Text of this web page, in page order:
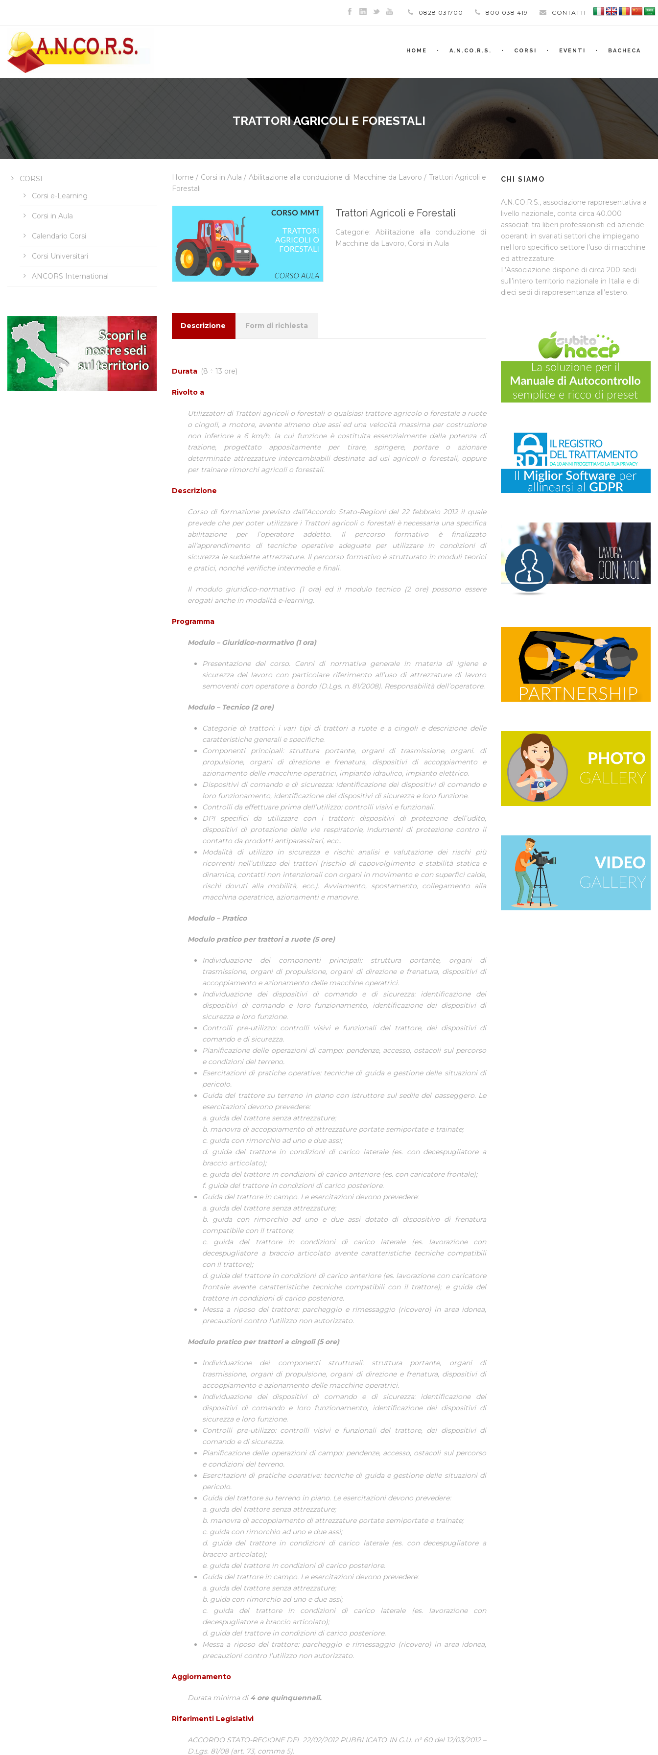
0828 031700 800 038 419 CONTATTI
HOME A.N.CO.R.S. CORSI EVENTI BACHECA
TRATTORI AGRICOLI E FORESTALI
Home / Corsi in Aula / Abilitazione alla conduzione di Macchine da Lavoro / Trattori Agricoli e
Forestali
Trattori Agricoli e Forestali
Categorie: Abilitazione alla conduzione di
Macchine da Lavoro, Corsi in Aula
Descrizione Form di richiesta
Durata: (8 ÷ 13 ore)
Rivolto a
Utilizzatori di Trattori agricoli o forestali o qualsiasi trattore agricolo o forestale a ruote
o cingoli, a motore, avente almeno due assi ed una velocità massima per costruzione
non inferiore a 6 km/h, la cui funzione è costituita essenzialmente dalla potenza di
trazione, progettato appositamente per tirare, spingere, portare o azionare
determinate attrezzature intercambiabili destinate ad usi agricoli o forestali, oppure
per trainare rimorchi agricoli o forestali.
Descrizione
Corso di formazione previsto dall’Accordo Stato-Regioni del 22 febbraio 2012 il quale
prevede che per poter utilizzare i Trattori agricoli o forestali è necessaria una specifica
abilitazione per l’operatore addetto. Il percorso formativo è finalizzato
all’apprendimento di tecniche operative adeguate per utilizzare in condizioni di
sicurezza le suddette attrezzature. Il percorso formativo è strutturato in moduli teorici
e pratici, nonché verifiche intermedie e finali.
Il modulo giuridico-normativo (1 ora) ed il modulo tecnico (2 ore) possono essere
erogati anche in modalità e-learning.
Programma
Modulo – Giuridico-normativo (1 ora)
Presentazione del corso. Cenni di normativa generale in materia di igiene e
sicurezza del lavoro con particolare riferimento all’uso di attrezzature di lavoro
semoventi con operatore a bordo (D.Lgs. n. 81/2008). Responsabilità dell’operatore.
Modulo – Tecnico (2 ore)
Categorie di trattori: i vari tipi di trattori a ruote e a cingoli e descrizione delle
caratteristiche generali e specifiche.
Componenti principali: struttura portante, organi di trasmissione, organi. di
propulsione, organi di direzione e frenatura, dispositivi di accoppiamento e
azionamento delle macchine operatrici, impianto idraulico, impianto elettrico.
Dispositivi di comando e di sicurezza: identificazione dei dispositivi di comando e
loro funzionamento, identificazione dei dispositivi di sicurezza e loro funzione.
Controlli da effettuare prima dell’utilizzo: controlli visivi e funzionali.
DPI specifici da utilizzare con i trattori: dispositivi di protezione dell’udito,
dispositivi di protezione delle vie respiratorie, indumenti di protezione contro il
contatto da prodotti antiparassitari, ecc..
Modalità di utilizzo in sicurezza e rischi: analisi e valutazione dei rischi più
ricorrenti nell’utilizzo dei trattori (rischio di capovolgimento e stabilità statica e
dinamica, contatti non intenzionali con organi in movimento e con superfici calde,
rischi dovuti alla mobilità, ecc.). Avviamento, spostamento, collegamento alla
macchina operatrice, azionamenti e manovre.
Modulo – Pratico
Modulo pratico per trattori a ruote (5 ore)
Individuazione dei componenti principali: struttura portante, organi di
trasmissione, organi di propulsione, organi di direzione e frenatura, dispositivi di
accoppiamento e azionamento delle macchine operatrici.
Individuazione dei dispositivi di comando e di sicurezza: identificazione dei
dispositivi di comando e loro funzionamento, identificazione dei dispositivi di
sicurezza e loro funzione.
Controlli pre-utilizzo: controlli visivi e funzionali del trattore, dei dispositivi di
comando e di sicurezza.
Pianificazione delle operazioni di campo: pendenze, accesso, ostacoli sul percorso
e condizioni del terreno.
Esercitazioni di pratiche operative: tecniche di guida e gestione delle situazioni di
pericolo.
Guida del trattore su terreno in piano con istruttore sul sedile del passeggero. Le
esercitazioni devono prevedere:
a. guida del trattore senza attrezzature;
b. manovra di accoppiamento di attrezzature portate semiportate e trainate;
c. guida con rimorchio ad uno e due assi;
d. guida del trattore in condizioni di carico laterale (es. con decespugliatore a
braccio articolato);
e. guida del trattore in condizioni di carico anteriore (es. con caricatore frontale);
f. guida del trattore in condizioni di carico posteriore.
Guida del trattore in campo. Le esercitazioni devono prevedere:
a. guida del trattore senza attrezzature;
b. guida con rimorchio ad uno e due assi dotato di dispositivo di frenatura
compatibile con il trattore;
c. guida del trattore in condizioni di carico laterale (es. lavorazione con
decespugliatore a braccio articolato avente caratteristiche tecniche compatibili
con il trattore);
d. guida del trattore in condizioni di carico anteriore (es. lavorazione con caricatore
frontale avente caratteristiche tecniche compatibili con il trattore); e guida del
trattore in condizioni di carico posteriore.
Messa a riposo del trattore: parcheggio e rimessaggio (ricovero) in area idonea,
precauzioni contro l’utilizzo non autorizzato.
Modulo pratico per trattori a cingoli (5 ore)
Individuazione dei componenti strutturali: struttura portante, organi di
trasmissione, organi di propulsione, organi di direzione e frenatura, dispositivi di
accoppiamento e azionamento delle macchine operatrici.
Individuazione dei dispositivi di comando e di sicurezza: identificazione dei
dispositivi di comando e loro funzionamento, identificazione dei dispositivi di
sicurezza e loro funzione.
Controlli pre-utilizzo: controlli visivi e funzionali del trattore, dei dispositivi di
comando e di sicurezza.
Pianificazione delle operazioni di campo: pendenze, accesso, ostacoli sul percorso
e condizioni del terreno.
Esercitazioni di pratiche operative: tecniche di guida e gestione delle situazioni di
pericolo.
Guida del trattore su terreno in piano. Le esercitazioni devono prevedere:
a. guida del trattore senza attrezzature;
b. manovra di accoppiamento di attrezzature portate semiportate e trainate;
c. guida con rimorchio ad uno e due assi;
d. guida del trattore in condizioni di carico laterale (es. con decespugliatore a
braccio articolato);
e. guida del trattore in condizioni di carico posteriore.
Guida del trattore in campo. Le esercitazioni devono prevedere:
a. guida del trattore senza attrezzature;
b. guida con rimorchio ad uno e due assi;
c. guida del trattore in condizioni di carico laterale (es. lavorazione con
decespugliatore a braccio articolato);
d. guida del trattore in condizioni di carico posteriore.
Messa a riposo del trattore: parcheggio e rimessaggio (ricovero) in area idonea,
precauzioni contro l’utilizzo non autorizzato.
Aggiornamento
Durata minima di 4 ore quinquennali.
Riferimenti Legislativi
ACCORDO STATO-REGIONE DEL 22/02/2012 PUBBLICATO IN G.U. n° 60 del 12/03/2012 –
D.Lgs. 81/08 (art. 73, comma 5).
CORSI
Corsi e-Learning
Corsi in Aula
Calendario Corsi
Corsi Universitari
ANCORS International
CHI SIAMO
A.N.CO.R.S., associazione rappresentativa a
livello nazionale, conta circa 40.000
associati tra liberi professionisti ed aziende
operanti in svariati settori che impiegano
nel loro specifico settore l’uso di macchine
ed attrezzature.
L’Associazione dispone di circa 200 sedi
sull’intero territorio nazionale in Italia e di
dieci sedi di rappresentanza all’estero.